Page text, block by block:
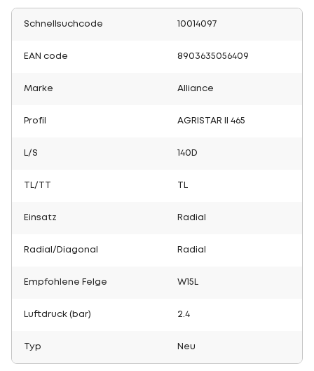
Schnellsuchcode 10014097
EAN code 8903635056409
Marke Alliance
Profil AGRISTAR II 465
L/S 140D
TL/TT
Einsatz Radial
Radial/Diagonal Radial
Empfohlene Felge W15L
Luftdruck (bar) 2.4
Typ Neu